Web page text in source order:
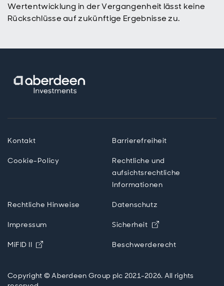
Wertentwicklung in der Vergangenheit lässt keine
Rückschlüsse auf zukünftige Ergebnisse zu.
Kontakt Barrierefreiheit
Cookie-Policy
Rechtliche und
aufsichtsrechtliche
Informationen
Rechtliche Hinweise Datenschutz
Impressum Sicherheit Opens in new
MiFID II Opens in new windowBeschwerderecht
Copyright © Aberdeen Group plc 2021-2026. All rights